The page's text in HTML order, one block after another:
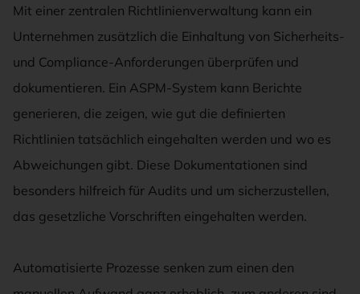
Mit einer zentralen Richtlinienverwaltung kann ein
Unternehmen zusätzlich die Einhaltung von Sicherheits-
und Compliance-Anforderungen überprüfen und
dokumentieren. Ein ASPM-System kann Berichte
generieren, die zeigen, wie gut die definierten
Richtlinien tatsächlich eingehalten werden und wo es
Abweichungen gibt. Diese Dokumentationen sind
besonders hilfreich für Audits und um sicherzustellen,
das gesetzliche Vorschriften eingehalten werden.
Automatisierte Prozesse senken zum einen den